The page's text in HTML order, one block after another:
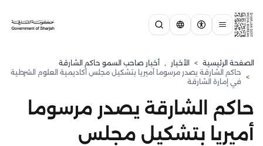
الصفحة الرئيسية > الأخبار , أخبار صاحب السمو حاكم الشارقة
>
حاكم الشارقة يصدر مرسوما أميريا بتشكيل مجلس أكاديمية العلوم الشرطية
في إمارة الشارقة
حاكم الشارقة يصدر مرسوما
أميريا بتشكيل مجلس